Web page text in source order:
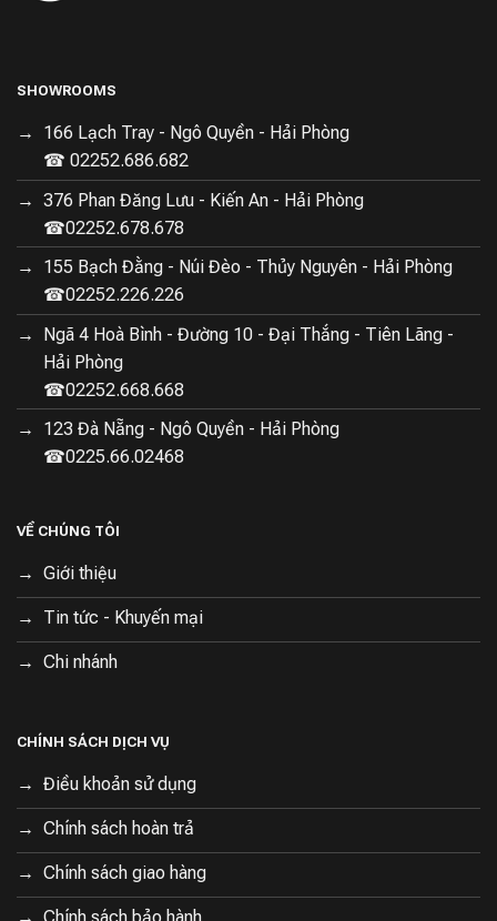
SHOWROOMS
166 Lạch Tray - Ngô Quyền - Hải Phòng
☎ 02252.686.682
376 Phan Đăng Lưu - Kiến An - Hải Phòng
☎02252.678.678
155 Bạch Đằng - Núi Đèo - Thủy Nguyên - Hải Phòng
☎02252.226.226
Ngã 4 Hoà Bình - Đường 10 - Đại Thắng - Tiên Lãng -
Hải Phòng
☎02252.668.668
123 Đà Nẵng - Ngô Quyền - Hải Phòng
☎0225.66.02468
VỀ CHÚNG TÔI
Giới thiệu
Tin tức - Khuyến mại
Chi nhánh
CHÍNH SÁCH DỊCH VỤ
Điều khoản sử dụng
Chính sách hoàn trả
Chính sách giao hàng